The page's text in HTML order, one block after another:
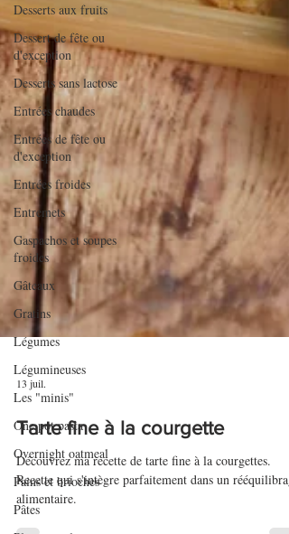
Desserts aux fruits
Dessert de fête ou
d'exception
Desserts sans lactose
Entrées chaudes
Entrées de fête ou
d'exception
Entrées froides
Entremets
Gaspachos et soupes
froides
Gâteaux
Gratins
Légumes
Légumineuses
Les "minis"
One pot pasta
Overnight oatmeal
Pains et brioches
Pâtes
13 juil.
Tarte fine à la courgette
Découvrez ma recette de tarte fine à la courgettes.
Recette qui s'intègre parfaitement dans un